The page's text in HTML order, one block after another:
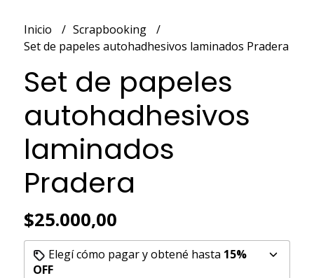
Inicio
Scrapbooking
Set de papeles autohadhesivos laminados Pradera
Set de papeles
autohadhesivos
laminados
Pradera
$25.000,00
Elegí cómo pagar y obtené hasta 15%
OFF